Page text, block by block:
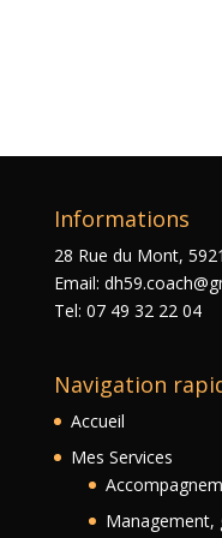
Informations
28 Rue du Mont,
Email:
Tel: 07 49 32 22 04
Navigation
Accueil
Mes Services
Management,